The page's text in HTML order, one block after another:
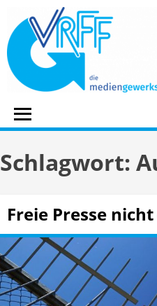
content
Schlagwort:
Freie Presse